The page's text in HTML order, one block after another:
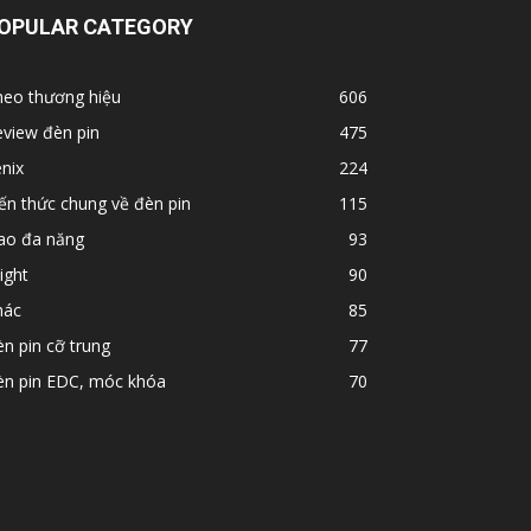
CATEGORY
thương hiệu
606
đèn pin
475
224
thức chung về đèn pin
115
đa năng
93
90
85
pin cỡ trung
77
pin EDC, móc khóa
70